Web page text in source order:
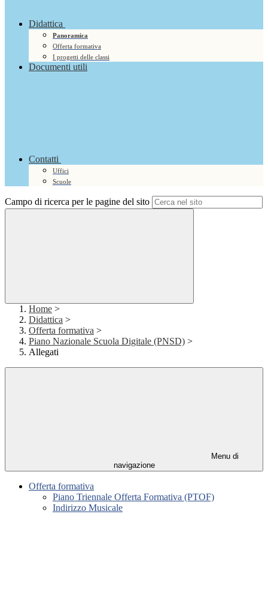
Didattica
Panoramica
Offerta formativa
I progetti delle classi
Documenti utili
Contatti
Uffici
Scuole
Campo di ricerca per le pagine del sito
Home >
Didattica >
Offerta formativa >
Piano Nazionale Scuola Digitale (PNSD) >
Allegati
Menu di
navigazione
Offerta formativa
Piano Triennale Offerta Formativa (PTOF)
Indirizzo Musicale